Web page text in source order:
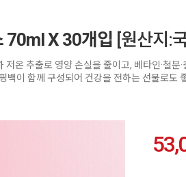
70ml X 30개입 [원산지:
추출로 영양 손실을 줄이고, 베타인·철분
이 함께 구성되어 건강을 전하는 선물로도